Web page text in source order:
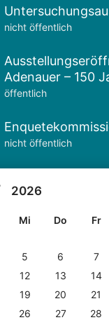
nicht öffentlich
Adenauer – 150
öffentlich
nicht öffentlich
2026
Mi Do Fr
5 6 7
12 13 14
19 20 21
26 27 28